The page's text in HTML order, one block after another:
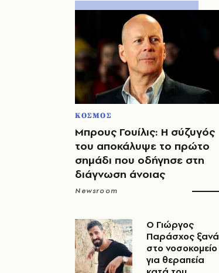
ΚΟΣΜΟΣ
Μπρους Γουίλις: Η σύζυγός
του αποκάλυψε το πρώτο
σημάδι που οδήγησε στη
διάγνωση άνοιας
Newsroom
O Γιώργος
Παράσχος ξανά
στο νοσοκομείο
για θεραπεία